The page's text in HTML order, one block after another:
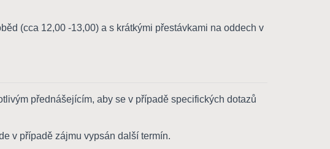
(cca 12,00 -13,00) a s krátkými přestávkami na oddech v
přednášejícím, aby se v případě specifických dotazů
v případě zájmu vypsán další termín.